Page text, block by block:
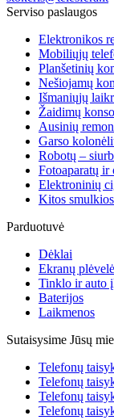
Serviso paslaugos
Elektronikos
Mobiliųjų
Planšetinių
Nešiojamų
Išmaniųjų
Žaidimų
Ausinių
Garso
Robotų –
Fotoaparatų ir
Elektroninių
Kitos
Parduotuvė
Dėklai
Ekranų
Tinklo ir auto
Baterijos
Laikmenos
Sutaisysime Jūsų
Telefonų
Telefonų
Telefonų
Telefonų